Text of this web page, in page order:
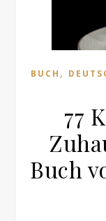
BUCH ,
77
Buch